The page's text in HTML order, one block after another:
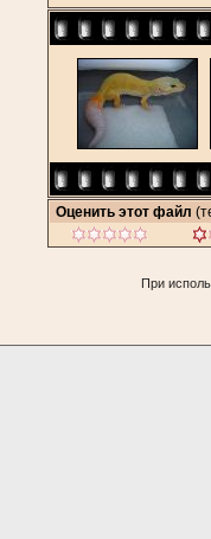
Оценить этот файл
При